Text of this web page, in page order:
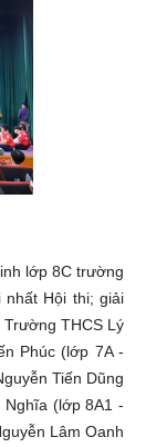
lớp 8C trường
nhất Hội thi; giải
THCS Lý
Phúc (lớp 7A -
Tiến Dũng
(lớp 8A1 -
Lâm Oanh